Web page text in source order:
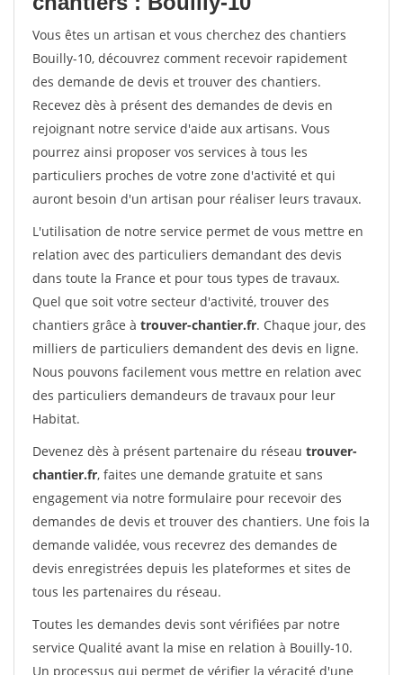
Vous êtes un artisan et vous cherchez des chantiers
Bouilly-10, découvrez comment recevoir rapidement
des demande de devis et trouver des chantiers.
Recevez dès à présent des demandes de devis en
rejoignant notre service d'aide aux artisans. Vous
pourrez ainsi proposer vos services à tous les
particuliers proches de votre zone d'activité et qui
auront besoin d'un artisan pour réaliser leurs travaux.
L'utilisation de notre service permet de vous mettre en
relation avec des particuliers demandant des devis
dans toute la France et pour tous types de travaux.
Quel que soit votre secteur d'activité, trouver des
chantiers grâce à trouver-chantier.fr. Chaque jour, des
milliers de particuliers demandent des devis en ligne.
Nous pouvons facilement vous mettre en relation avec
des particuliers demandeurs de travaux pour leur
Habitat.
Devenez dès à présent partenaire du réseau trouver-
chantier.fr, faites une demande gratuite et sans
engagement via notre formulaire pour recevoir des
demandes de devis et trouver des chantiers. Une fois la
demande validée, vous recevrez des demandes de
devis enregistrées depuis les plateformes et sites de
tous les partenaires du réseau.
Toutes les demandes devis sont vérifiées par notre
service Qualité avant la mise en relation à Bouilly-10.
Un processus qui permet de vérifier la véracité d'une